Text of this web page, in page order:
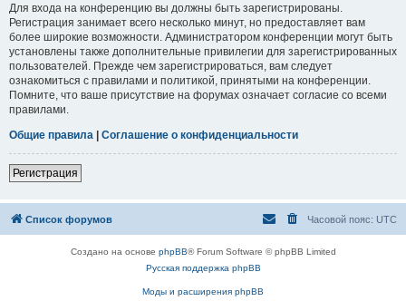
Для входа на конференцию вы должны быть зарегистрированы.
Регистрация занимает всего несколько минут, но предоставляет вам
более широкие возможности. Администратором конференции могут быть
установлены также дополнительные привилегии для зарегистрированных
пользователей. Прежде чем зарегистрироваться, вам следует
ознакомиться с правилами и политикой, принятыми на конференции.
Помните, что ваше присутствие на форумах означает согласие со всеми
правилами.
Общие правила | Соглашение о конфиденциальности
Регистрация
Список форумов Часовой пояс: UTC
Создано на основе phpBB® Forum Software © phpBB Limited
Русская поддержка phpBB
Моды и расширения phpBB